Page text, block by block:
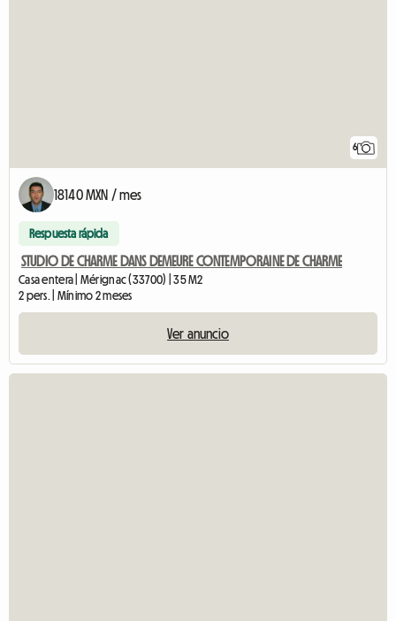
6
18140 MXN / mes
Respuesta rápida
STUDIO DE CHARME DANS DEMEURE CONTEMPORAINE DE CHARME
Casa entera | Mérignac (33700) | 35 M2
2 pers. | Mínimo 2 meses
Ver anuncio